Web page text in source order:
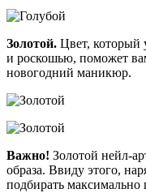
Золотой. Цвет, который
и роскошью, поможет
новогодний маникюр.
Важно! Золотой нейл-
образа. Ввиду этого,
подбирать